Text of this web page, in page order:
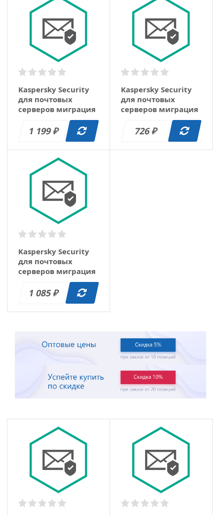
Kaspersky Security
для почтовых
серверов миграция
1 199₽
Kaspersky Security
для почтовых
серверов миграция
1 год (150-249)
726₽
Kaspersky Security
для почтовых
серверов миграция
1 085₽